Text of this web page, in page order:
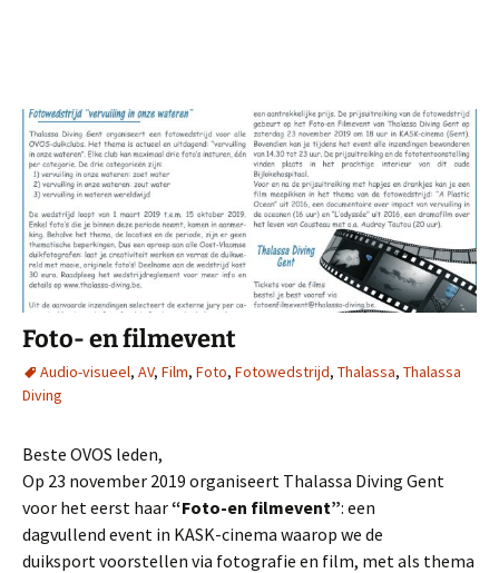
Foto- en filmevent
Audio-visueel, AV, Film, Foto, Fotowedstrijd, Thalassa, Thalassa
Diving
Beste OVOS leden,
Op 23 november 2019 organiseert Thalassa Diving Gent
voor het eerst haar“Foto-en filmevent”: een
dagvullend event in KASK-cinema waarop we de
duiksport voorstellen via fotografie en film, met als thema